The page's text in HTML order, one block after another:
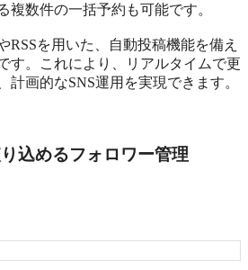
複数件の一括予約も可能です。
RSSを用いた、自動投稿機能を備え
す。これにより、リアルタイムで更
計画的なSNS運用を実現できます。
込めるフォロワー管理